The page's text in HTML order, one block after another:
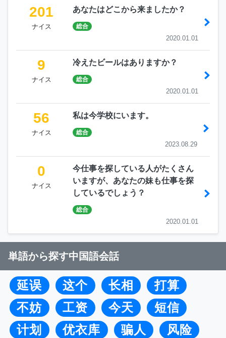
201
ナイス
あなたはどこから来ましたか？
総合
2020.01.01
9
ナイス
冷えたビールはありますか？
総合
2020.01.01
56
ナイス
私は今学校にいます。
総合
2023.08.29
0
ナイス
今仕事を探している人がたくさん
いますが、あなたの妹も仕事を探
しているでしょう？
総合
2020.01.01
単語から探す中国語会話
延误 这个 长相
打算
不妨
工资 今天
短信
计划
优衣库 骗人
风险